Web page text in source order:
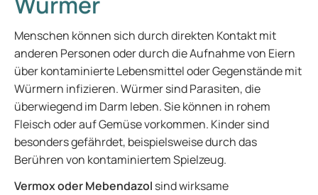
Menschen können sich durch direkten Kontakt mit
anderen Personen oder durch die Aufnahme von Eiern
über kontaminierte Lebensmittel oder Gegenstände mit
Würmern infizieren. Würmer sind Parasiten, die
überwiegend im Darm leben. Sie können in rohem
Fleisch oder auf Gemüse vorkommen. Kinder sind
besonders gefährdet, beispielsweise durch das
Berühren von kontaminiertem Spielzeug.
Vermox oder Mebendazol sind wirksame